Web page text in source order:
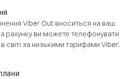
Viber Out вноситься на ваш
рахунку ви можете телефонувати
світі за низькими тарифами Viber.